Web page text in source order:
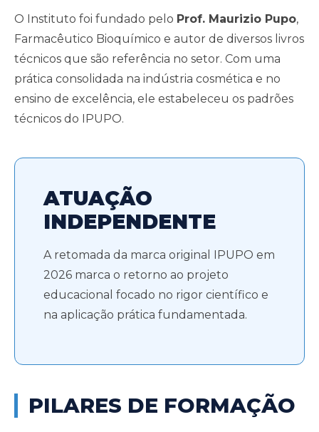
O Instituto foi fundado pelo Prof. Maurizio Pupo,
Farmacêutico Bioquímico e autor de diversos livros
técnicos que são referência no setor. Com uma
prática consolidada na indústria cosmética e no
ensino de excelência, ele estabeleceu os padrões
técnicos do IPUPO.
ATUAÇÃO
INDEPENDENTE
A retomada da marca original IPUPO em
2026 marca o retorno ao projeto
educacional focado no rigor científico e
na aplicação prática fundamentada.
PILARES DE FORMAÇÃO